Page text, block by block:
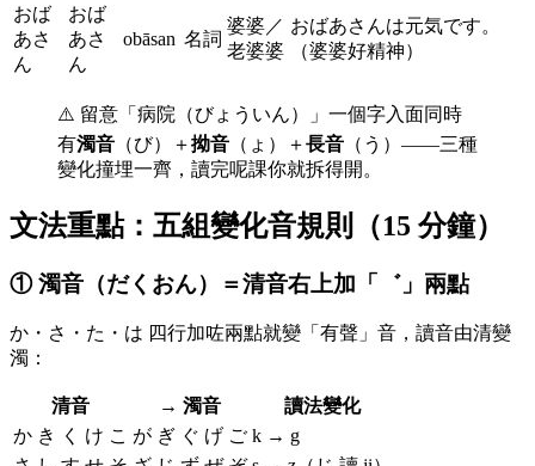
おば
あさ
ん
おば
あさ
ん
obāsan 名詞
婆婆／
老婆婆
おばあさんは元気です。
（婆婆好精神）
⚠️ 留意「病院（びょういん）」一個字入面同時
有濁音 （び）＋拗音 （ょ）＋長音 （う）——三種
變化撞埋一齊，讀完呢課你就拆得開。
文法重點：五組變化音規則（15 分鐘）
① 濁音（だくおん）＝清音右上加「゛」兩點
か・さ・た・は 四行加咗兩點就變「有聲」音，讀音由清變
濁：
清音 → 濁音
讀法變化
か き く け こ が ぎ ぐ げ ご k → g